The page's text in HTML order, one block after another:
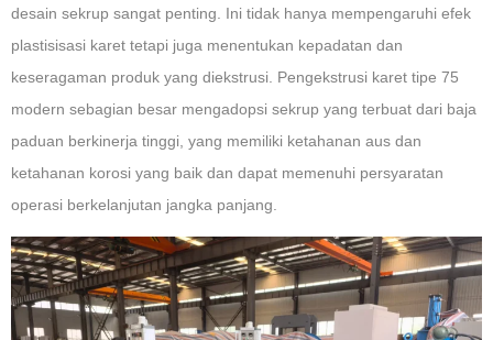
desain sekrup sangat penting. Ini tidak hanya mempengaruhi efek
plastisisasi karet tetapi juga menentukan kepadatan dan
keseragaman produk yang diekstrusi. Pengekstrusi karet tipe 75
modern sebagian besar mengadopsi sekrup yang terbuat dari baja
paduan berkinerja tinggi, yang memiliki ketahanan aus dan
ketahanan korosi yang baik dan dapat memenuhi persyaratan
operasi berkelanjutan jangka panjang.